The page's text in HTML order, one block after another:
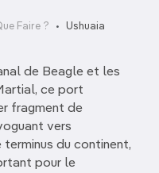
Faire ? Ushuaia
de Beagle et les
ce port
fragment de
vers
terminus du continent,
pour le